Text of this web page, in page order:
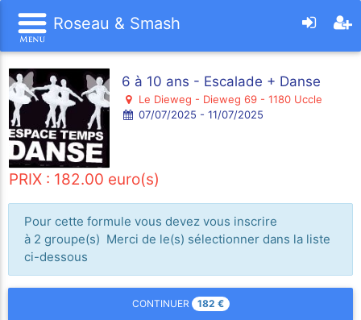
Roseau & Smash
6 à 10 ans - Escalade + Danse
Le Dieweg - Dieweg 69 - 1180 Uccle
07/07/2025 - 11/07/2025
PRIX : 182.00 euro(s)
Pour cette formule vous devez vous inscrire
à 2 groupe(s) Merci de le(s) sélectionner dans la liste
ci-dessous
CONTINUER 182 €